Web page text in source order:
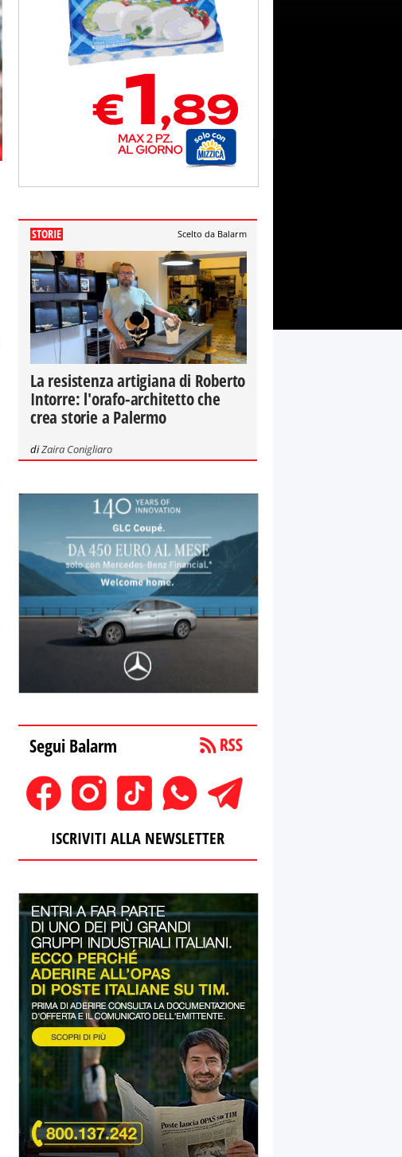
STORIE Scelto da Balarm
La resistenza artigiana di Roberto
Intorre: l'orafo-architetto che
crea storie a Palermo
diZaira Conigliaro
Segui Balarm
ISCRIVITI ALLA NEWSLETTER